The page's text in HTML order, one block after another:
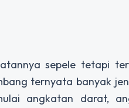
sepele tetapi
ternyata banyak
angkatan darat,